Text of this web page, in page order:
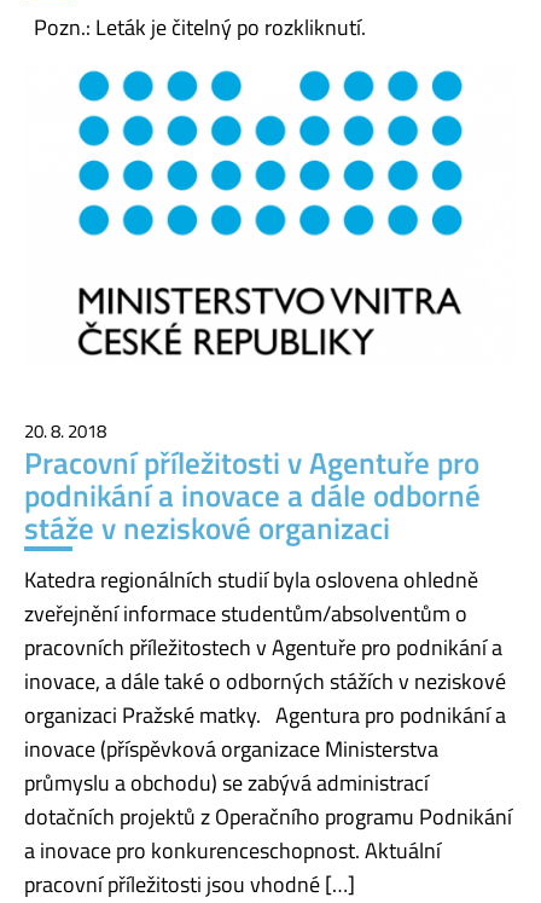
Pozn.: Leták je čitelný po rozkliknutí.
20. 8. 2018
Pracovní příležitosti v Agentuře pro
podnikání a inovace a dále odborné
stáže v neziskové organizaci
Katedra regionálních studií byla oslovena ohledně
zveřejnění informace studentům/absolventům o
pracovních příležitostech v Agentuře pro podnikání a
inovace, a dále také o odborných stážích v neziskové
organizaci Pražské matky. Agentura pro podnikání a
inovace (příspěvková organizace Ministerstva
průmyslu a obchodu) se zabývá administrací
dotačních projektů z Operačního programu Podnikání
a inovace pro konkurenceschopnost. Aktuální
pracovní příležitosti jsou vhodné […]